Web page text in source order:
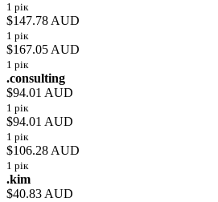
1 рік
$147.78 AUD
1 рік
$167.05 AUD
1 рік
.consulting
$94.01 AUD
1 рік
$94.01 AUD
1 рік
$106.28 AUD
1 рік
.kim
$40.83 AUD